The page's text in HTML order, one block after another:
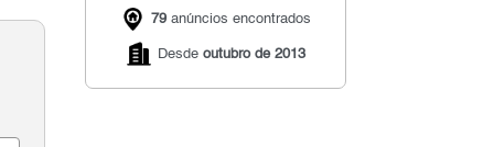
79 anúncios encontrados
Desde outubro de 2013